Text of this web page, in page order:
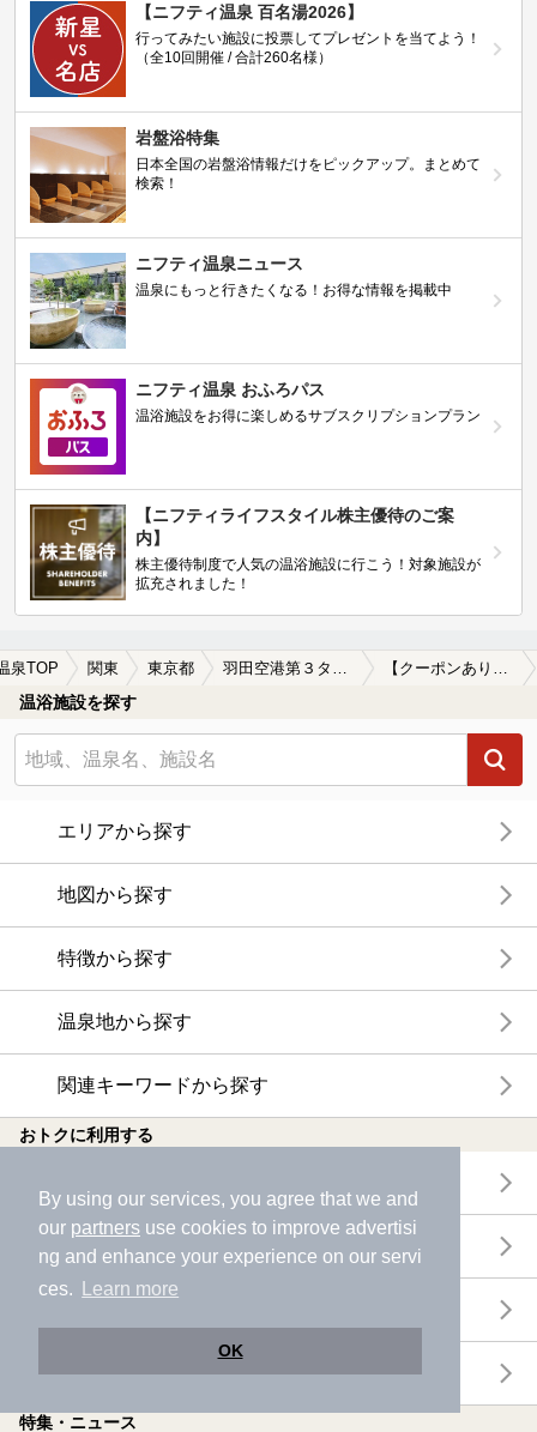
By using our services, you agree that we and
our partners use cookies to improve advertisi
ng and enhance your experience on our servi
ces.
Learn more
OK
【ニフティ温泉 百名湯2026】
行ってみたい施設に投票してプレゼントを当てよう！
（全10回開催 / 合計260名様）
岩盤浴特集
日本全国の岩盤浴情報だけをピックアップ。まとめて
検索！
ニフティ温泉ニュース
温泉にもっと行きたくなる！お得な情報を掲載中
ニフティ温泉 おふろパス
温浴施設をお得に楽しめるサブスクリプションプラン
【ニフティライフスタイル株主優待のご案
内】
株主優待制度で人気の温浴施設に行こう！対象施設が
拡充されました！
泉TOP 関東 東京都
温浴施設を探す
エリアから探す
地図から探す
特徴から探す
温泉地から探す
関連キーワードから探す
おトクに利用する
クーポンが利用できる施設一覧
今月の新着電子チケット・クーポン一覧
特集・ニュース